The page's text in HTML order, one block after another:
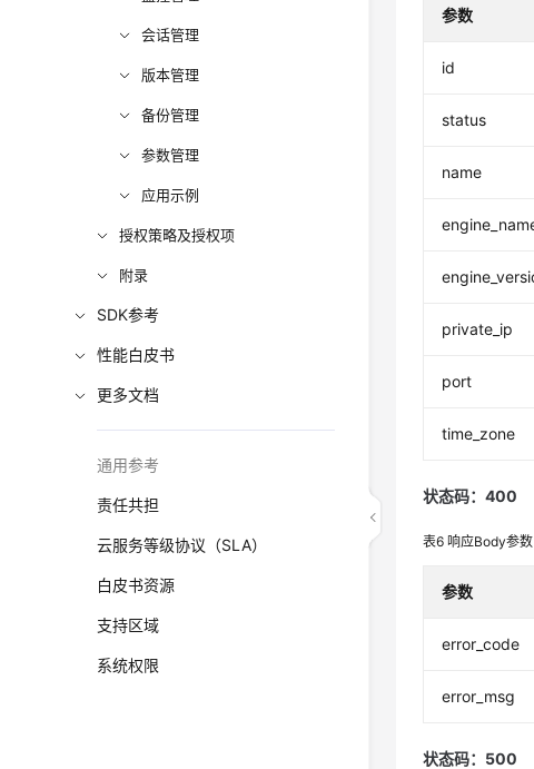
会话管理
版本管理
备份管理
参数管理
应用示例
授权策略及授权项
附录
SDK参考
性能白皮书
更多文档
通用参考
责任共担
云服务等级协议（SLA）
白皮书资源
支持区域
系统权限
参数
id
status
name
private_ip
port
time_zone
状态码：400
表6响应Body参数
参数
error_code
error_msg
状态码：500